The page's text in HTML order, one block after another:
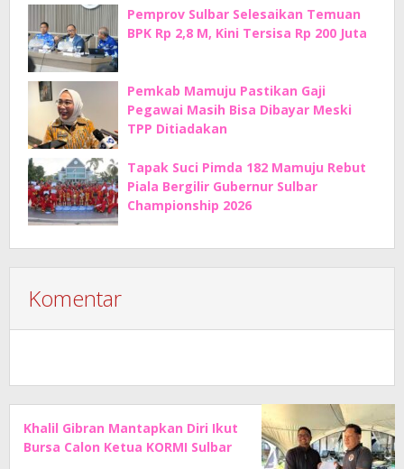
Pemprov Sulbar Selesaikan Temuan
BPK Rp 2,8 M, Kini Tersisa Rp 200 Juta
Pemkab Mamuju Pastikan Gaji
Pegawai Masih Bisa Dibayar Meski
TPP Ditiadakan
Tapak Suci Pimda 182 Mamuju Rebut
Piala Bergilir Gubernur Sulbar
Championship 2026
Komentar
Khalil Gibran Mantapkan Diri Ikut
Bursa Calon Ketua KORMI Sulbar